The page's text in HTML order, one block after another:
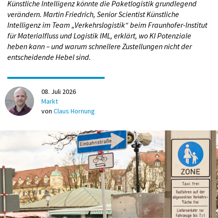
Situationen halten die Menschen ihr Geld zurück – nicht, weil
Produkte teurer werden, sondern weil sie verängstigt sind.
Diese psychologische Reaktion kennen wir aus früheren
Krisen. Die stark steigende Inflation hat den Effekt noch
verstärkt. Selbst Rabatte haben in dieser Zeit kaum gewirkt,
weil Verunsicherung und Kaufkraftverlust zu groß waren.
„Die Menschen vergleichen mehr und suchen
gezielt nach günstigen Angeboten“
Wie genau hat sich das Kaufverhalten von
Verbraucher*innen verändert?
Martin Groß-Albenhausen:Kundinnen und Kunden sind
preissensibler geworden. Besonders empfindlich reagiert die
Altersgruppe der 50- bis 59-Jährigen, während bei den
Jüngeren Konsumentscheidungen noch stärker von
Lifestyle-Aspekten geprägt sind.
Künstliche Intelligenz könnte die Paketlogistik grundlegend
verändern. Martin Friedrich, Senior Scientist Künstliche
Intelligenz im Team „Verkehrslogistik“ beim Fraunhofer-Institut
für Materialfluss und Logistik IML, erklärt, wo KI Potenziale
heben kann – und warum schnellere Zustellungen nicht der
entscheidende Hebel sind.
08. Juli 2026
Markt
von Claus Hornung